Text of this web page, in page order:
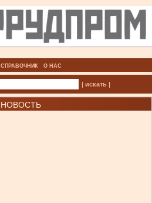
СПРАВОЧНИК О НАС
| искать |
НОВОСТЬ